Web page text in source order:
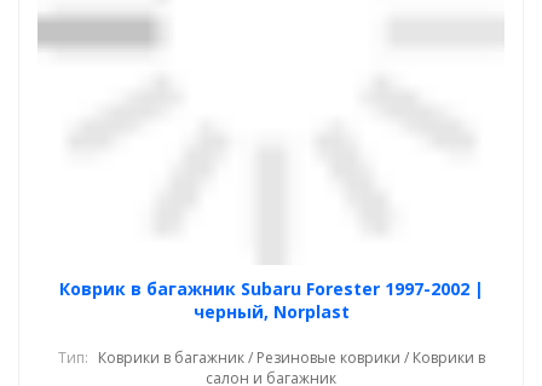
Коврик в багажник Subaru Forester 1997-2002 |
черный, Norplast
Тип: Коврики в багажник / Резиновые коврики / Коврики в
салон и багажник